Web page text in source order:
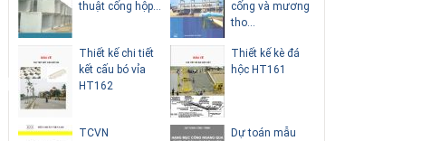
Những ngôi nhà một
tầng ít tiền vẫn đẹp
Lý do nên sử dụng gạch
block để xây nhà
thuật cống hộp...
Thiết kế chi tiết
kết cấu bó vỉa
HT162
TCVN
cống và mương
tho...
Thiết kế kè đá
hộc HT161
Dự toán mẫu